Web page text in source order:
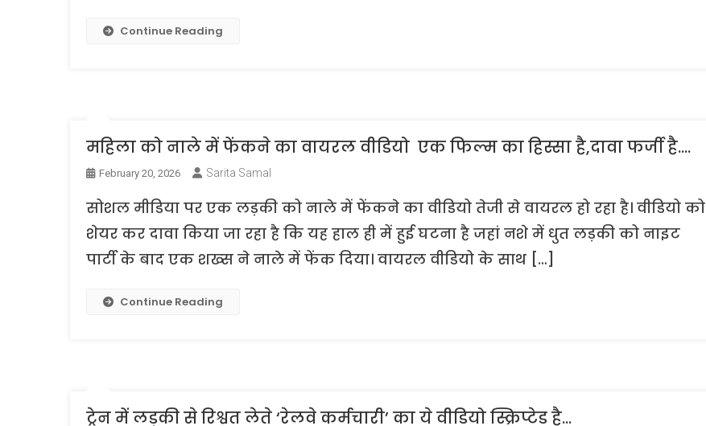
Continue Reading
महिला को नाले में फेंकने का वायरल वीडियो एक फिल्म का हिस्सा है,दावा फर्जी है….
February 20, 2026 Sarita Samal
सोशल मीडिया पर एक लड़की को नाले में फेंकने का वीडियो तेजी से वायरल हो रहा है। वीडियो को
शेयर कर दावा किया जा रहा है कि यह हाल ही में हुई घटना है जहां नशे में धुत लड़की को नाइट
पार्टी के बाद एक शख्स ने नाले में फेंक दिया। वायरल वीडियो के साथ […]
Continue Reading
ट्रेन में लड़की से रिश्वत लेते ‘रेलवे कर्मचारी’ का ये वीडियो स्क्रिप्टेड है…